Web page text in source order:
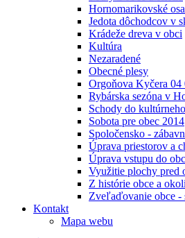
Hornomarikovské
Jedota dôchodcov v
Krádeže dreva v obci
Kultúra
Nezaradené
Obecné plesy
Orgoňova Kyčera 04
Rybárska sezóna v
Schody do
Sobota pre obec 2014
Spoločensko -
Úprava priestorov a
Úprava vstupu do
Využitie plochy pred
Z histórie obce a
Zveľaďovanie obce -
Kontakt
Mapa webu